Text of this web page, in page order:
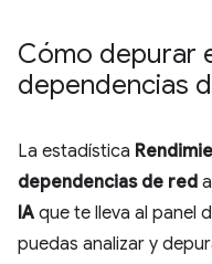
Cómo depurar
dependencias
La estadística
dependencias de red
IA que te lleva al panel
puedas analizar y